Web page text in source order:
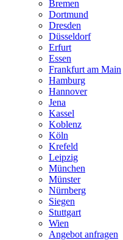
Bremen
Dortmund
Dresden
Düsseldorf
Erfurt
Essen
Frankfurt am Main
Hamburg
Hannover
Jena
Kassel
Koblenz
Köln
Krefeld
Leipzig
München
Münster
Nürnberg
Siegen
Stuttgart
Wien
Angebot anfragen